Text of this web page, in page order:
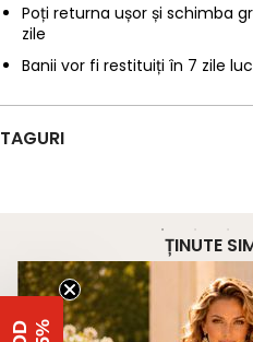
Poți returna ușor și schimba
zile
Banii vor fi restituiți în 7 zile
TAGURI
ȚINUTE